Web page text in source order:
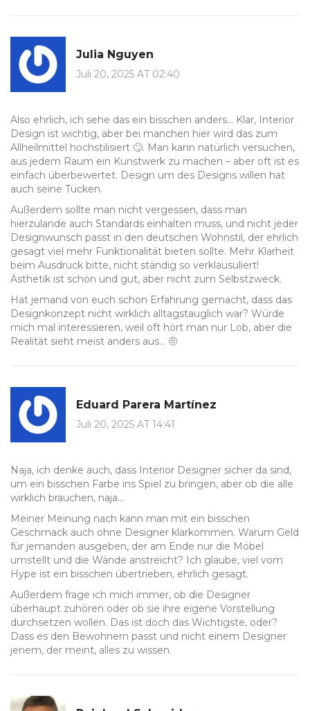
Julia Nguyen
Juli 20, 2025 AT 02:40
Also ehrlich, ich sehe das ein bisschen anders... Klar, Interior
Design ist wichtig, aber bei manchen hier wird das zum
Allheilmittel hochstilisiert 🙄. Man kann natürlich versuchen,
aus jedem Raum ein Kunstwerk zu machen – aber oft ist es
einfach überbewertet. Design um des Designs willen hat
auch seine Tücken.
Außerdem sollte man nicht vergessen, dass man
hierzulande auch Standards einhalten muss, und nicht jeder
Designwunsch passt in den deutschen Wohnstil, der ehrlich
gesagt viel mehr Funktionalität bieten sollte. Mehr Klarheit
beim Ausdruck bitte, nicht ständig so verklausuliert!
Ästhetik ist schön und gut, aber nicht zum Selbstzweck.
Hat jemand von euch schon Erfahrung gemacht, dass das
Designkonzept nicht wirklich alltagstauglich war? Würde
mich mal interessieren, weil oft hört man nur Lob, aber die
Realität sieht meist anders aus… 🤨
Eduard Parera Martínez
Juli 20, 2025 AT 14:41
Naja, ich denke auch, dass Interior Designer sicher da sind,
um ein bisschen Farbe ins Spiel zu bringen, aber ob die alle
wirklich brauchen, naja...
Meiner Meinung nach kann man mit ein bisschen
Geschmack auch ohne Designer klarkommen. Warum Geld
für jemanden ausgeben, der am Ende nur die Möbel
umstellt und die Wände anstreicht? Ich glaube, viel vom
Hype ist ein bisschen übertrieben, ehrlich gesagt.
Außerdem frage ich mich immer, ob die Designer
überhaupt zuhören oder ob sie ihre eigene Vorstellung
durchsetzen wollen. Das ist doch das Wichtigste, oder?
Dass es den Bewohnern passt und nicht einem Designer
jenem, der meint, alles zu wissen.